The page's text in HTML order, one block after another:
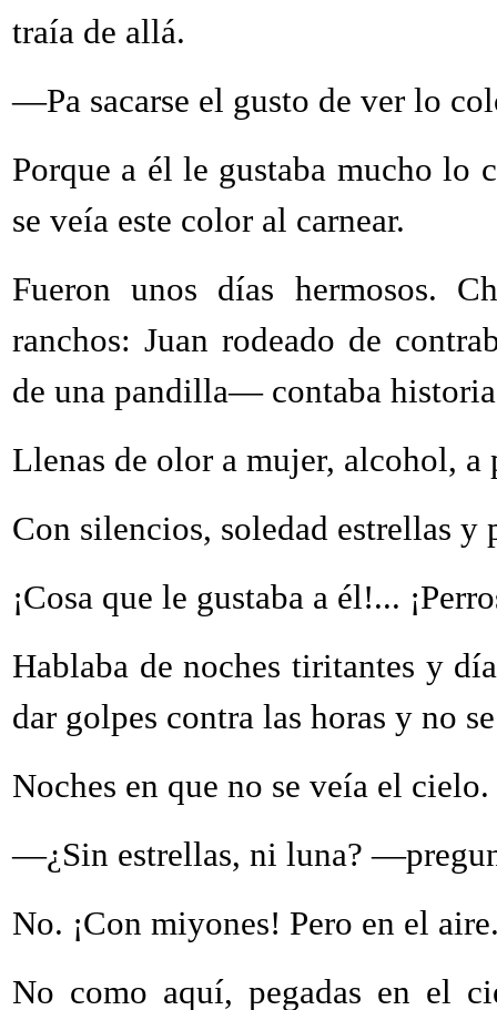
traía de allá.
—Pa sacarse el gusto de ver lo
Porque a él le gustaba mucho lo
se veía este color al carnear.
Fueron unos días hermosos.
ranchos: Juan rodeado de
de una pandilla— contaba
Llenas de olor a mujer, alcohol, a
Con silencios, soledad estrellas y
¡Cosa que le gustaba a él!...
Hablaba de noches tiritantes y
dar golpes contra las horas y no
Noches en que no se veía el cielo.
—¿Sin estrellas, ni luna?
No. ¡Con miyones! Pero en el
No como aquí, pegadas en el